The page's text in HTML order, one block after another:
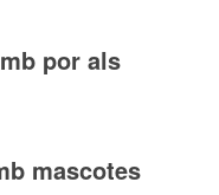
por als
mascotes